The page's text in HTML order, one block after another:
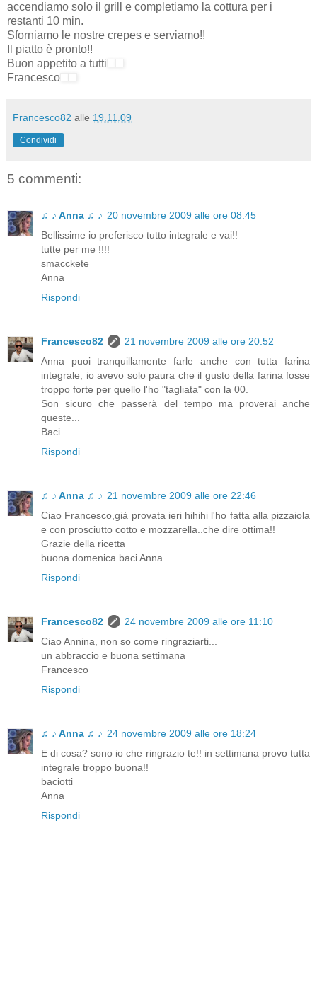
accendiamo solo il grill e completiamo la cottura per i
restanti 10 min.
Sforniamo le nostre crepes e serviamo!!
Il piatto è pronto!!
Buon appetito a tutti
Francesco
Francesco82 alle 19.11.09
Condividi
5 commenti:
♫ ♪ Anna ♫ ♪ 20 novembre 2009 alle ore 08:45
Bellissime io preferisco tutto integrale e vai!!
tutte per me !!!!
smacckete
Anna
Rispondi
Francesco82
21 novembre 2009 alle ore 20:52
Anna puoi tranquillamente farle anche con tutta farina
integrale, io avevo solo paura che il gusto della farina fosse
troppo forte per quello l'ho "tagliata" con la 00.
Son sicuro che passerà del tempo ma proverai anche
queste...
Baci
Rispondi
♫ ♪ Anna ♫ ♪ 21 novembre 2009 alle ore 22:46
Ciao Francesco,già provata ieri hihihi l'ho fatta alla pizzaiola
e con prosciutto cotto e mozzarella..che dire ottima!!
Grazie della ricetta
buona domenica baci Anna
Rispondi
Francesco82
24 novembre 2009 alle ore 11:10
Ciao Annina, non so come ringraziarti...
un abbraccio e buona settimana
Francesco
Rispondi
♫ ♪ Anna ♫ ♪ 24 novembre 2009 alle ore 18:24
E di cosa? sono io che ringrazio te!! in settimana provo tutta
integrale troppo buona!!
baciotti
Anna
Rispondi